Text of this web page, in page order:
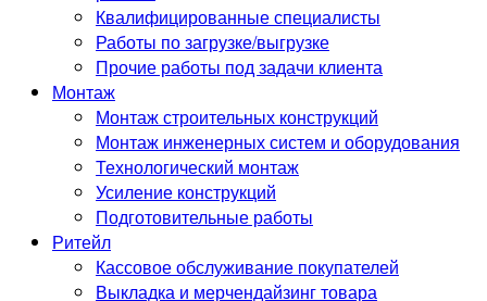
Квалифицированные специалисты
Работы по загрузке/выгрузке
Прочие работы под задачи клиента
Монтаж
Монтаж строительных конструкций
Монтаж инженерных систем и оборудования
Технологический монтаж
Усиление конструкций
Подготовительные работы
Ритейл
Кассовое обслуживание покупателей
Выкладка и мерчендайзинг товара